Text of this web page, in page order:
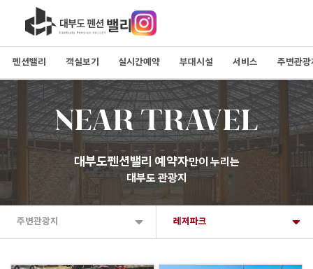
펜션밸리 객실보기 실시간예약 부대시설 서비스 주변관광
NEAR TRAVEL
대부도펜션밸리 예약자만이 누리는
대부도 관광지
주변관광지 레저파크